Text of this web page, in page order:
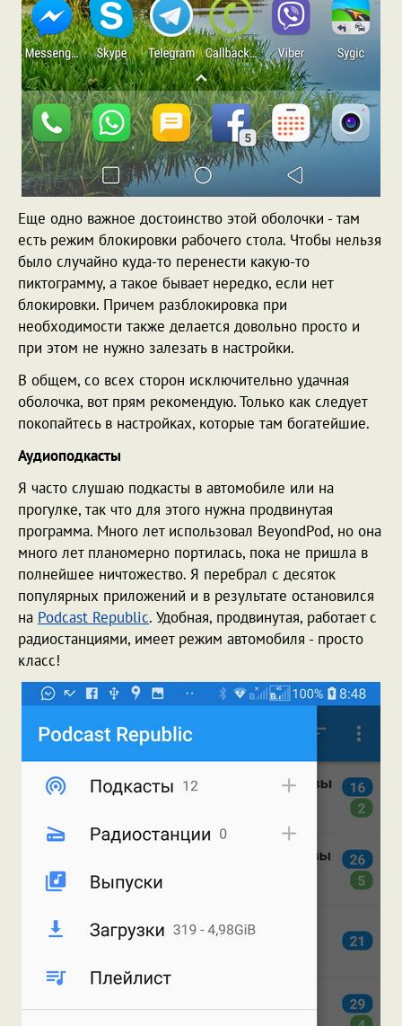
Еще одно важное достоинство этой оболочки - там
есть режим блокировки рабочего стола. Чтобы нельзя
было случайно куда-то перенести какую-то
пиктограмму, а такое бывает нередко, если нет
блокировки. Причем разблокировка при
необходимости также делается довольно просто и
при этом не нужно залезать в настройки.
В общем, со всех сторон исключительно удачная
оболочка, вот прям рекомендую. Только как следует
покопайтесь в настройках, которые там богатейшие.
Аудиоподкасты
Я часто слушаю подкасты в автомобиле или на
прогулке, так что для этого нужна продвинутая
программа. Много лет использовал BeyondPod, но она
много лет планомерно портилась, пока не пришла в
полнейшее ничтожество. Я перебрал с десяток
популярных приложений и в результате остановился
на Podcast Republic. Удобная, продвинутая, работает с
радиостанциями, имеет режим автомобиля - просто
класс!